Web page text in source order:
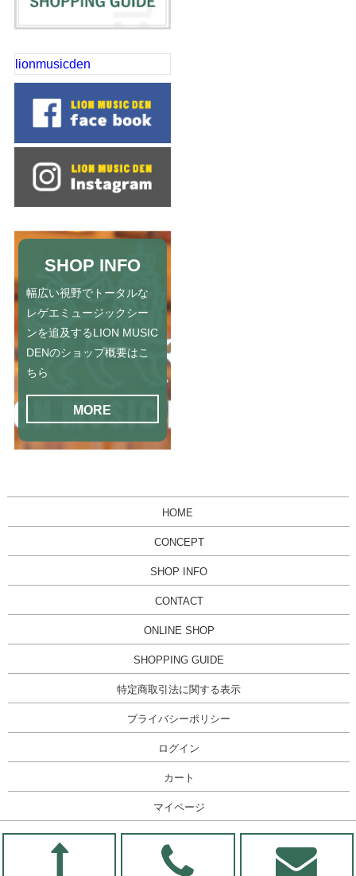
lionmusicden
SHOP INFO
幅広い視野でトータルな
レゲエミュージックシー
ンを追及するLION MUSIC
DENのショップ概要はこ
ちら
MORE
HOME
CONCEPT
SHOP INFO
CONTACT
ONLINE SHOP
SHOPPING GUIDE
特定商取引法に関する表示
プライバシーポリシー
ログイン
カート
マイページ